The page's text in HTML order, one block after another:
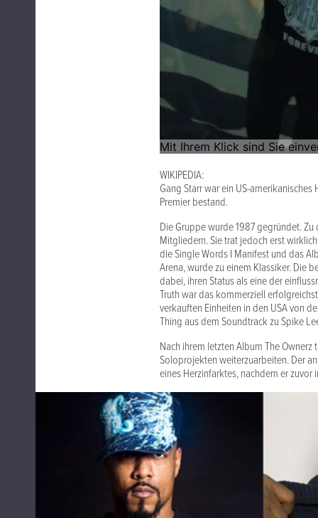
WIKIPEDIA:
Gang Starr war ein US-
Premier bestand.
Die Gruppe wurde 1987 gegründet.
Mitgliedern. Sie trat jedoch erst
die Single Words I Manifest und das
Arena, wurde zu einem Klassiker. Die
dabei, ihren Status als eine der
Truth war das kommerziell
verkauften Einheiten in den USA von
Thing aus dem Soundtrack zu Spike
Nach ihrem letzten Album The
Soloprojekten weiterzuarbeiten. Der
eines Herzinfarktes, nachdem er zuvor